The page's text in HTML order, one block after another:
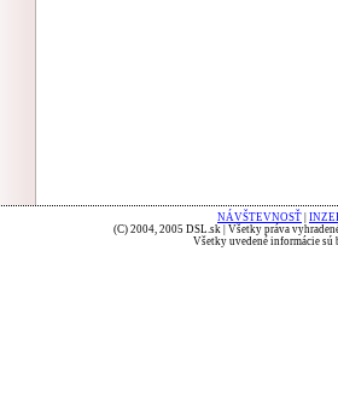
NÁVŠTEVNOSŤ
(C) 2004, 2005 DSL.sk | Všetky práva
Všetky uvedené informácie sú